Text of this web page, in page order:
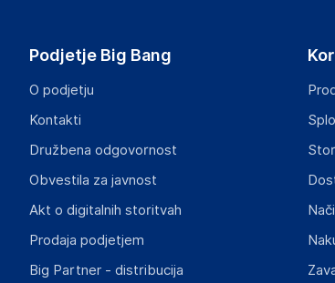
https://www.vidaxl.nl/
Gospodarski subjekt s sedežem v EU, ki
Mary Kingsleystraat 1, 5928 SK Venlo
The Netherlands
Slike o varnosti izdelka
Podjetje Big Bang
O podjetju
Kontakti
Družbena odgovornost
Obvestila za javnost
Akt o digitalnih storitvah
Prodaja podjetjem
Big Partner - distribucija